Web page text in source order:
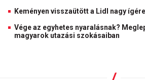
Keményen visszaütött a Lidl nagy
Vége az egyhetes nyaralásnak?
magyarok utazási szokásaiban